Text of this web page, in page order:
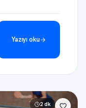
Yazıyı oku
2 dk